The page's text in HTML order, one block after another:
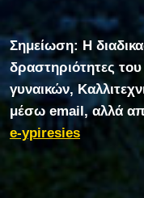
Σημείωση: Η
δραστηριότητες
γυναικών,
μέσω email, αλλά
e-ypiresies